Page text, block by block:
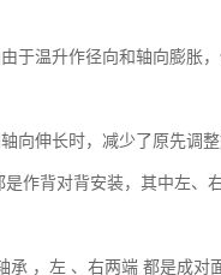
于温升作径向和轴向膨胀
向伸长时，减少了原先调整
作背对背安装，其中左
承 ，左 、右两端 都是成